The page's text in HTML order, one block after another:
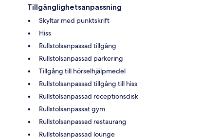
Tillgänglighetsanpassning
Skyltar med punktskrift
Hiss
Rullstolsanpassad tillgång
Rullstolsanpassad parkering
Tillgång till hörselhjälpmedel
Rullstolsanpassad tillgång till hiss
Rullstolsanpassad receptionsdisk
Rullstolsanpassat gym
Rullstolsanpassad restaurang
Rullstolsanpassad lounge